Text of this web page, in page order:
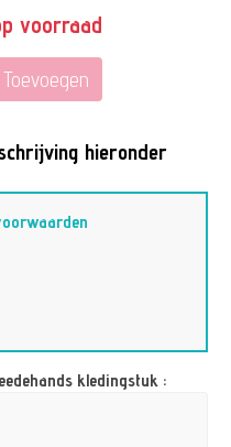
voorraad
Toevoegen
hieronder
kledingstuk :